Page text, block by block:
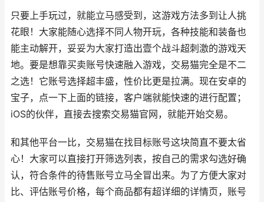
只要上手玩过，就能立马感受到，这游戏方法多到让人挑
花眼！大家能随心选择不同人物开玩，各种技能和装备也
能主动解开，妥妥为大家打造出壹个战斗超刺激的游戏天
地。要是想靠买卖账号快速融入游戏，交易猫完全是不二
之选！它账号选择超丰盛，性价比更是拉满。现在安卓的
宝子，点一下上面的链接，客户端就能快速的进行配置；
iOS的伙伴，直接去搜索交易猫官网，就能开始交易。
和其他平台一比，交易猫在找目标账号这块简直不要太省
心！大家可以直接打开筛选列表，按自己的需求勾选好确
认，符合条件的待售账号立马全冒出来。为了方便大家对
比、评估账号价格，每个商品都有超详细的详情页，账号